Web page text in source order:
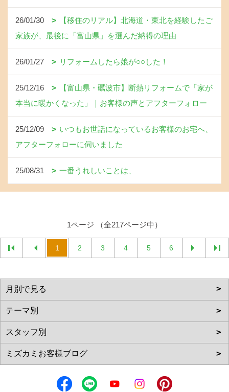
26/01/30
【移住のリアル】北海道・東北を経験したご
家族が、最後に「富山県」を選んだ納得の理由
26/01/27 リフォームしたら娘が○○した！
25/12/16
【富山県・礪波市】断熱リフォームで「家が
本当に暖かくなった」｜お客様の声とアフターフォロー
25/12/09
いつもお世話になっているお客様のお宅へ、
アフターフォローに伺いました
25/08/31 一番うれしいことは、
1ページ （全217ページ中）
1 2 3 4 5 6